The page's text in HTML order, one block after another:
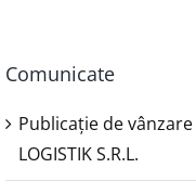
Comunicate
Publicație de vânzare
LOGISTIK S.R.L.